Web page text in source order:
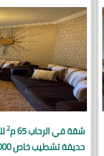
شقة فيالرحاب65 م 2
حديقة تشطيب خاص 27,000 ج